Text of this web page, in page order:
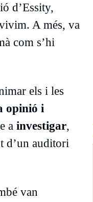
d’Essity,
A més, va
com s’hi
els i les
opinió i
a investigar,
d’un auditori
van